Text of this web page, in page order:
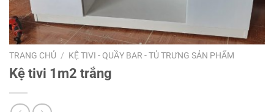
TRANG CHỦ / KỆ TIVI - QUẦY BAR - TỦ TRƯNG SẢN PHẨM
Kệ tivi 1m2 trắng